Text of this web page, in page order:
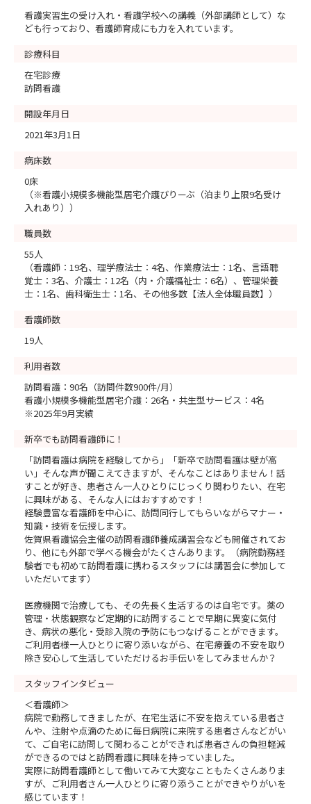
看護実習生の受け入れ・看護学校への講義（外部講師として）な
ども行っており、看護師育成にも力を入れています。
診療科目
在宅診療
訪問看護
開設年月日
2021年3月1日
病床数
0床
（※看護小規模多機能型居宅介護びりーぶ（泊まり上限9名受け
入れあり））
職員数
55人
（看護師：19名、理学療法士：4名、作業療法士：1名、言語聴
覚士：3名、介護士：12名（内・介護福祉士：6名）、管理栄養
士：1名、歯科衛生士：1名、その他多数【法人全体職員数】）
看護師数
19人
利用者数
訪問看護：90名（訪問件数900件/月）
看護小規模多機能型居宅介護：26名・共生型サービス：4名
※2025年9月実績
新卒でも訪問看護師に！
「訪問看護は病院を経験してから」「新卒で訪問看護は壁が高
い」そんな声が聞こえてきますが、そんなことはありません！話
すことが好き、患者さん一人ひとりにじっくり関わりたい、在宅
に興味がある、そんな人にはおすすめです！
経験豊富な看護師を中心に、訪問同行してもらいながらマナー・
知識・技術を伝授します。
佐賀県看護協会主催の訪問看護師養成講習会なども開催されてお
り、他にも外部で学べる機会がたくさんあります。（病院勤務経
験者でも初めて訪問看護に携わるスタッフには講習会に参加して
いただいてます）
医療機関で治療しても、その先長く生活するのは自宅です。薬の
管理・状態観察など定期的に訪問することで早期に異変に気付
き、病状の悪化・受診入院の予防にもつなげることができます。
ご利用者様一人ひとりに寄り添いながら、在宅療養の不安を取り
除き安心して生活していただけるお手伝いをしてみませんか？
スタッフインタビュー
＜看護師＞
病院で勤務してきましたが、在宅生活に不安を抱えている患者さ
んや、注射や点滴のために毎日病院に来院する患者さんなどがい
て、ご自宅に訪問して関わることができれば患者さんの負担軽減
ができるのではと訪問看護に興味を持っていました。
実際に訪問看護師として働いてみて大変なこともたくさんありま
すが、ご利用者さん一人ひとりに寄り添うことができやりがいを
感じています！